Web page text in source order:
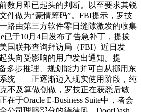
数月即已起头的判断。以至要求其锐
件做为“豪情筹码”。FBI提示，罗技
路由第三方软件零日缝隙激发的收集
已于10月4日发布了告急补丁，提拔
国联邦查询拜访局（FBI）近日发
头向受影响的用户发出通知。提
多步推理、规划能力并可自从挪用东
统——正逐渐迈入现实使用阶段，纯
不及算做创做，罗技正在获悉后敏
于Oracle E-Business Suite中，者会